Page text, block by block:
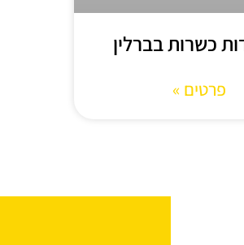
כשרות בברלין
פרטים »